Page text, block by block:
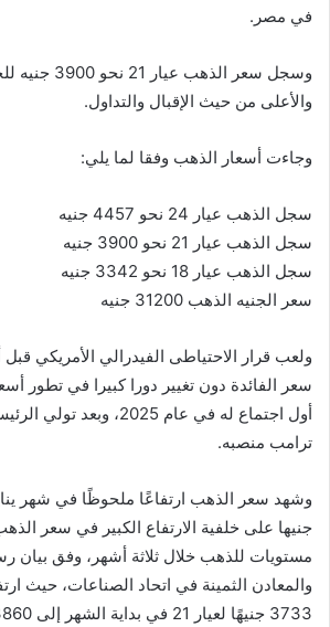
في مصر.
وسجل سعر الذهب
والأعلى من حيث الإقبال والتداول.
وجاءت أسعار الذهب وفقا لما يلي:
سجل الذهب عيار 24 نحو 4457 جنيه
سجل الذهب عيار 21 نحو 3900 جنيه
سجل الذهب عيار 18 نحو 3342 جنيه
سعر الجنيه الذهب 31200 جنيه
ولعب قرار الاحتياطى الفيدرالي الأمريكي
سعر الفائدة دون تغيير دورا كبيرا في تطور
أول اجتماع له في عام 2025،
ترامب منصبه.
جنيها على خلفية الارتفاع الكبير في سعر
مستويات للذهب خلال ثلاثة أشهر، وفق بيان
والمعادن الثمينة في اتحاد الصناعات، حيث